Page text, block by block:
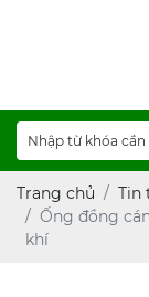
Trang chủ
Tin
Ống đồng
khí